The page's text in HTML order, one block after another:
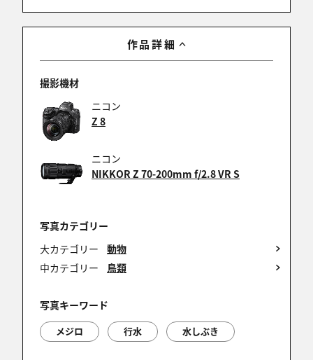
2025/03/25 22:02:32
さん ,Cool_Handさん ,tomoyuzuさん ,kinさん ,shou
さん ,ken2(ぼちぼち)さん
みなさまコメントありがとうございます。
以前はみかんもおいて、お米＝雀、ひまわりの種＝
ヤマガラとシジュウカラ、みかん＝メジロが朝の食
事幅径だったのですが、みかん目当てにヒヨドリが
た。
しばらくは不満そうでしたが、水浴びには毎朝通っ
なぜか水浴びは夏より冬から春にかけての方がよく
見る気がします。
ken2(休止)
2025/03/25 12:37:54
作品詳細
撮影機材
ニコン
Z 8
ニコン
NIKKOR Z 70-200mm f/2.8 VR S
写真カテゴリー
大カテゴリー
動物
中カテゴリー
鳥類
写真キーワード
メジロ 行水 水しぶき